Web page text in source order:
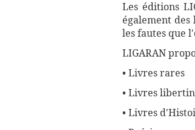
Les éditions
également
les fautes que
LIGARAN
• Livres rares
• Livres
• Livres